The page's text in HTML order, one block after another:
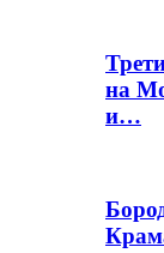
на
и…